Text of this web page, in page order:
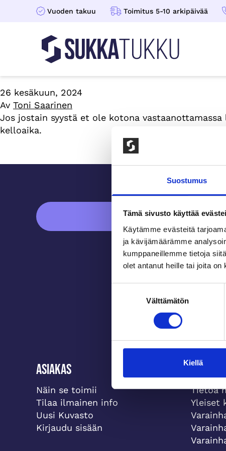
Suostumus
Tämä sivusto käyttää
Käytämme evästeitä
ja kävijämäärämme
kumppaneillemme tietoja
olet antanut heille tai joita
Välttämätön
Kiellä
Vuoden takuu Toimitus 5-10 arkipäivää
Sukkatukku
26 kesäkuun, 2024
Av Toni Saarinen
Jos jostain syystä et ole kotona
kelloaika.
ASIAKASPALVELU
Asiakas
Näin se toimii
Tilaa ilmainen info
Uusi Kuvasto
Kirjaudu sisään
Meistä
Tietoa
Yleiset